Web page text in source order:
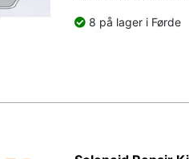
8 på lager i Førde